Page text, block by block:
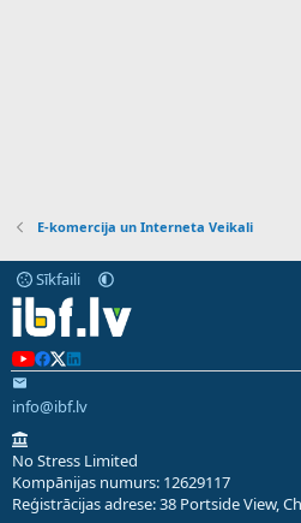
E-komercija un Interneta Veikali
Sīkfaili
info@ibf.lv
No Stress Limited
Kompānijas numurs: 12629117
Reģistrācijas adrese: 38 Portside View,